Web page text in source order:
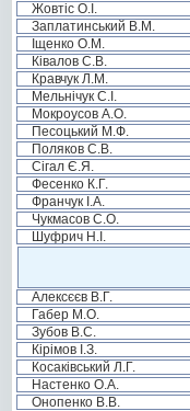
Жовтіс О.І.
Заплатинський В.М.
Іщенко О.М.
Ківалов С.В.
Кравчук Л.М.
Мельнічук С.І.
Мокроусов А.О.
Песоцький М.Ф.
Поляков С.В.
Сігал Є.Я.
Фесенко К.Г.
Франчук І.А.
Чукмасов С.О.
Шуфрич Н.І.
Алексєєв В.Г.
Габер М.О.
Зубов В.С.
Кірімов І.З.
Косаківський Л.Г.
Настенко О.А.
Онопенко В.В.